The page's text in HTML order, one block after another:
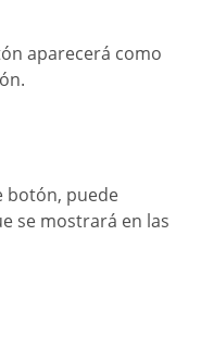
se mostrará en las